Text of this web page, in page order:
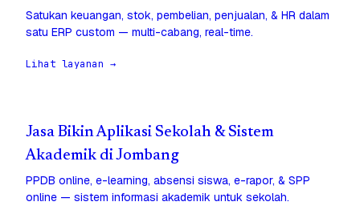
Satukan keuangan, stok, pembelian, penjualan, & HR dalam
satu ERP custom — multi-cabang, real-time.
Lihat layanan →
Jasa Bikin Aplikasi Sekolah & Sistem
Akademik di Jombang
PPDB online, e-learning, absensi siswa, e-rapor, & SPP
online — sistem informasi akademik untuk sekolah.